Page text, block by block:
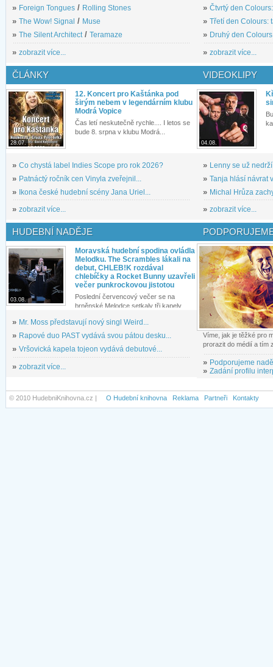
» Foreign Tongues / Rolling Stones
» The Wow! Signal / Muse
» The Silent Architect/ Teramaze
» zobrazit více...
» Čtvrtý den
» Třetí den Colours:
» Druhý den
» zobrazit více...
ČLÁNKY
28.07.
12. Koncert pro Kaštánka pod
širým nebem v legendárním klubu
Modrá Vopice
Čas letí neskutečně rychle.... I letos se
bude 8. srpna v klubu Modrá...
» Co chystá label Indies Scope pro rok 2026?
» Patnáctý ročník cen Vinyla zveřejnil...
» Ikona české hudební scény Jana Uriel...
» zobrazit více...
VIDEOKLIPY
04.08.
» Lenny se už
» Tanja hlásí návrat
» Michal Hrůza
» zobrazit více...
HUDEBNÍ NADĚJE
03.08.
Moravská hudební spodina ovládla
Melodku. The Scrambles lákali na
debut, CHLEB!K rozdával
chlebíčky a Rocket Bunny uzavřeli
večer punkrockovou jistotou
Poslední červencový večer se na
brněnské Melodce setkaly tři kapely...
» Mr. Moss představují nový singl Weird...
» Rapové duo PAST vydává svou pátou desku...
» Vršovická kapela tojeon vydává debutové...
» zobrazit více...
Víme, jak je těžké pro
prorazit do médií a tím
» Podporujeme
» Zadání profilu
© 2010 HudebniKnihovna.cz | O Hudební knihovna Reklama Partneři Kontakty